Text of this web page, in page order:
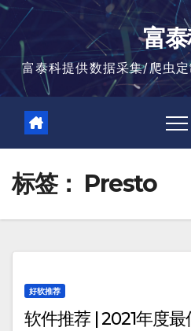
跳
富
富泰科提供数据采集/爬虫
标签： Presto
好软推荐
软件推荐 | 2021年度